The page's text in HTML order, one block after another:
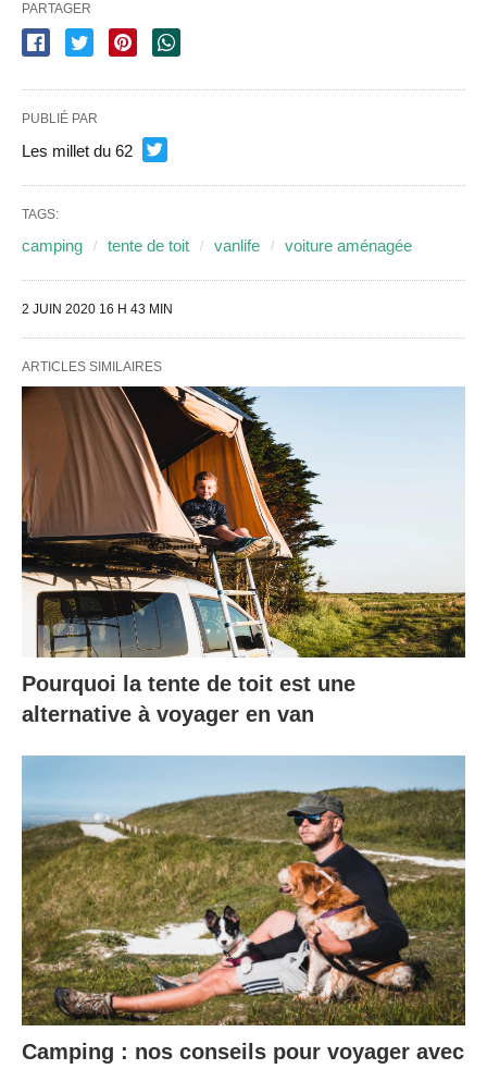
PARTAGER
PUBLIÉ PAR
Les millet du 62
TAGS:
camping tente de toit vanlife voiture aménagée
2 JUIN 2020 16 H 43 MIN
ARTICLES SIMILAIRES
Pourquoi la tente de toit est une
alternative à voyager en van
Camping : nos conseils pour voyager avec